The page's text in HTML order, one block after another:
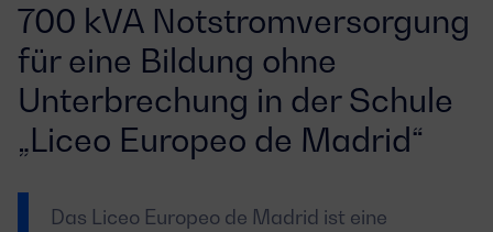
700 kVA Notstromversorgung
für eine Bildung ohne
Unterbrechung in der Schule
„Liceo Europeo de Madrid“
Das Liceo Europeo de Madrid ist eine